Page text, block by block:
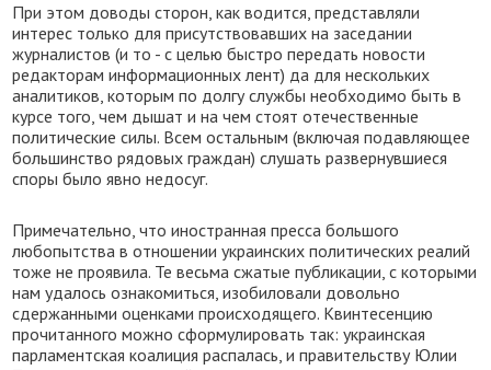
При этом доводы сторон, как водится, представляли
интерес только для присутствовавших на заседании
журналистов (и то - с целью быстро передать новости
редакторам информационных лент) да для нескольких
аналитиков, которым по долгу службы необходимо быть в
курсе того, чем дышат и на чем стоят отечественные
политические силы. Всем остальным (включая подавляющее
большинство рядовых граждан) слушать развернувшиеся
споры было явно недосуг.
Примечательно, что иностранная пресса большого
любопытства в отношении украинских политических реалий
тоже не проявила. Те весьма сжатые публикации, с которыми
нам удалось ознакомиться, изобиловали довольно
сдержанными оценками происходящего. Квинтесенцию
прочитанного можно сформулировать так: украинская
парламентская коалиция распалась, и правительству Юлии